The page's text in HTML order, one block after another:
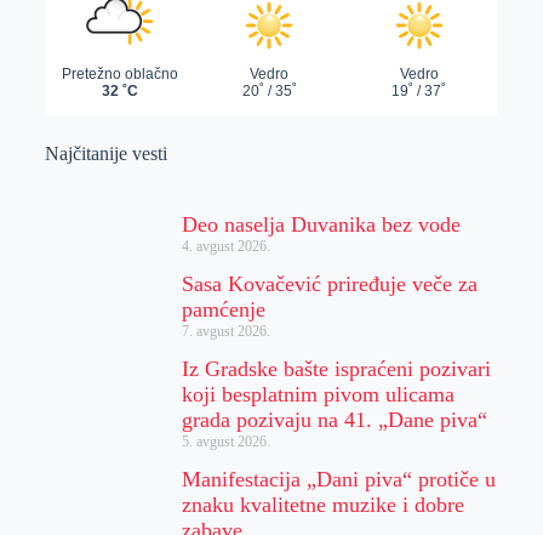
Najčitanije vesti
Deo naselja Duvanika bez vode
4. avgust 2026.
Sasa Kovačević priređuje veče za
pamćenje
7. avgust 2026.
Iz Gradske bašte ispraćeni pozivari
koji besplatnim pivom ulicama
grada pozivaju na 41. „Dane piva“
5. avgust 2026.
Manifestacija „Dani piva“ protiče u
znaku kvalitetne muzike i dobre